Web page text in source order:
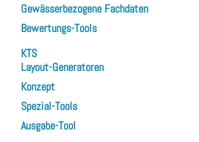
Gewässerbezogene Fachdaten
Bewertungs-Tools
KTS
Layout-Generatoren
Konzept
Spezial-Tools
Ausgabe-Tool